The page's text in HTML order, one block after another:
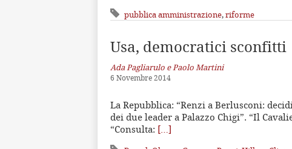
pubblica amministrazione,riforme
Usa, democratici sconfitti
Ada Pagliarulo e Paolo Martini
6 Novembre 2014
La Repubblica: “Renzi a Berlusconi:
dei due leader a Palazzo Chigi”. “Il
“Consulta: […]